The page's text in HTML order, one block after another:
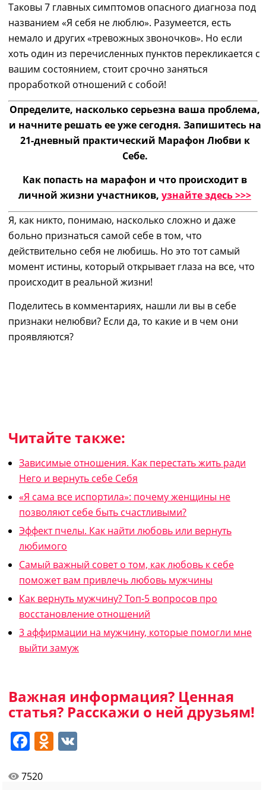
Таковы 7 главных симптомов опасного диагноза под
названием «Я себя не люблю». Разумеется, есть
немало и других«тревожных звоночков». Но если
хоть один из перечисленных пунктов перекликается с
вашим состоянием, стоит срочно заняться
проработкой отношений с собой!
Определите, насколько серьезна ваша проблема,
и начните решать ее уже сегодня. Запишитесь на
21-дневный практический Марафон Любви к
Себе.
Как попасть на марафон и что происходит в
личной жизни участников, узнайте здесь >>>
Я, как никто, понимаю, насколько сложно и даже
больно признаться самой себе в том, что
действительно себя не любишь. Но это тот самый
момент истины, который открывает глаза на все, что
происходит в реальной жизни!
Поделитесь в комментариях, нашли ли вы в себе
признаки нелюбви? Если да, то какие и в чем они
проявляются?
Читайте также:
Зависимые отношения. Как перестать жить ради
Него и вернуть себе Себя
«Я сама все испортила»: почему женщины не
позволяют себе быть счастливыми?
Эффект пчелы. Как найти любовь или вернуть
любимого
Самый важный совет о том, как любовь к себе
поможет вам привлечь любовь мужчины
Как вернуть мужчину? Топ-5 вопросов про
восстановление отношений
3 аффирмации на мужчину, которые помогли мне
выйти замуж
Важная информация? Ценная
статья? Расскажи о ней друзьям!
Facebook
Odnoklassniki
7520